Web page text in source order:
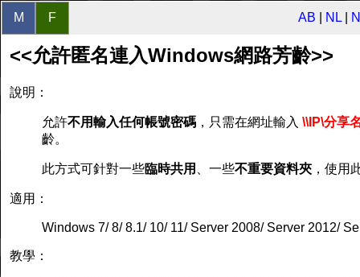
M F AB NL
<<允許匿名連入Windows網路芳齡>>
說明：
允許不用輸入任何帳號密碼 ，只需在網址輸入 \\IP\分享
齡。
此方式可針對一些臨時共用 、一些不重要資料夾 ，使用
適用：
Windows 7/ 8/ 8.1/ 10/ 11/ Server 2008/ Server 2012/
教學：